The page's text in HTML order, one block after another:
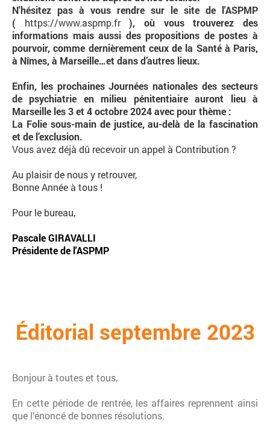
N'hésitez pas à vous rendre sur le site de l'ASPMP
( https://www.aspmp.fr), où vous trouverez des
informations mais aussi des propositions de postes à
pourvoir, comme dernièrement ceux de la Santé à Paris,
à Nîmes, à Marseille…et dans d’autres lieux.
Enfin, les prochaines Journées nationales des secteurs
de psychiatrie en milieu pénitentiaire auront lieu à
Marseille les 3 et 4 octobre 2024 avec pour thème :
La Folie sous-main de justice, au-delà de la fascination
et de l’exclusion.
Vous avez déjà dû recevoir un appel à Contribution ?
Au plaisir de nous y retrouver,
Bonne Année à tous !
Pour le bureau,
Pascale GIRAVALLI
Présidente de l'ASPMP
Éditorial septembre 2023
Bonjour à toutes et tous,
En cette période de rentrée, les affaires reprennent ainsi
que l’énoncé de bonnes résolutions.